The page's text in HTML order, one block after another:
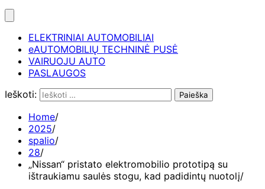
ELEKTRINIAI AUTOMOBILIAI
eAUTOMOBILIŲ TECHNINĖ PUSĖ
VAIRUOJU AUTO
PASLAUGOS
Ieškoti:
Home
2025
spalio
28
„Nissan“ pristato elektromobilio prototipą su
ištraukiamu saulės stogu, kad padidintų nuotolį